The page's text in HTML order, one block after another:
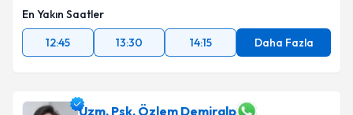
Takvim Talebini Gönder
En Yakın Saatler
12:45
13:30 14:15 Daha Fazla
Uzm. Psk. Özlem Demiralp